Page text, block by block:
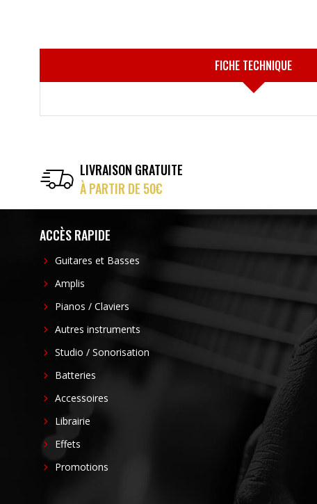
FICHE TECHNIQUE
LIVRAISON GRATUITE
À PARTIR DE 50€
ACCÈS RAPIDE
Guitares et Basses
Amplis
Pianos / Claviers
Autres instruments
Studio / Sonorisation
Batteries
Accessoires
Librairie
Effets
Promotions